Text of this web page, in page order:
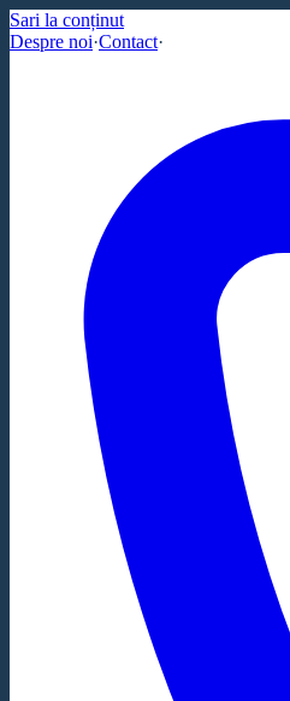
Sari la conținut
Despre noi·Contact·